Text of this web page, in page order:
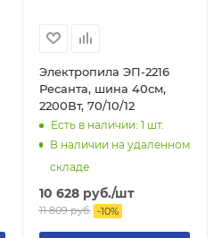
Электропила ЭП-2216
Ресанта, шина 40см,
2200Вт, 70/10/12
Есть в наличии: 1 шт.
В наличии на удаленном
складе
10 628руб./шт
11 809руб. -10%